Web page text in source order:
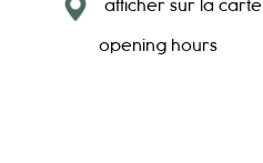
afficher sur la carte
opening hours